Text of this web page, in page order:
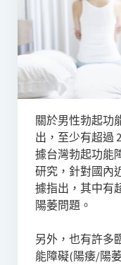
關於男性勃起功
出，至少有超過
據台灣勃起功能
研究，針對國內
據指出，其中有
陽萎問題。
另外，也有許多
能障礙(陽痿/陽